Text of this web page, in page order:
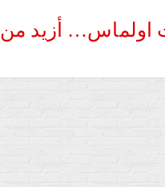
1500 مستفيذ(ة) من خدمات قافلة طبية متعددة التخصصات